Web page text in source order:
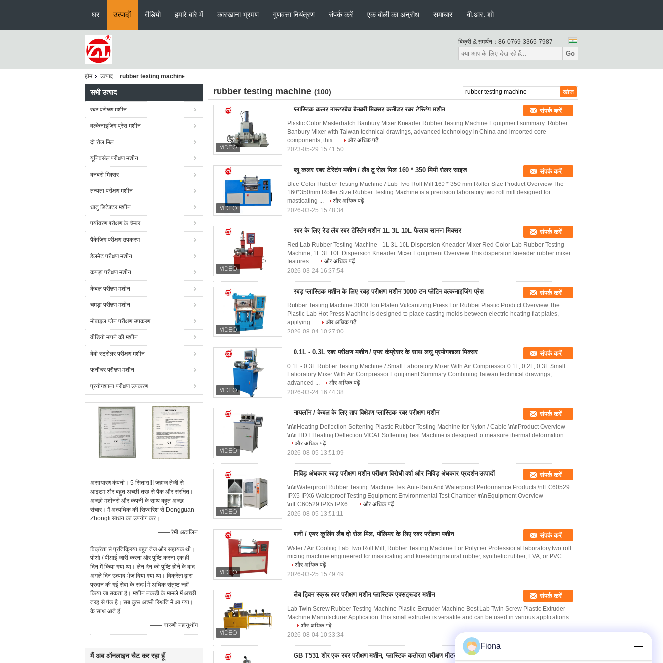
घर उत्पादों वीडियो हमारे बारे में कारखाना भ्रमण गुणवत्ता नियंत्रण संपर्क करें एक बोली का अनुरोध समाचार वी.आर. शो
बिक्री & समर्थन： 86-0769-3365-7987
Go
होम उत्पाद rubber testing machine
सभी उत्पाद
रबर परीक्षण मशीन
वल्केनाइजिंग प्रेस मशीन
दो रोल मिल
यूनिवर्सल परीक्षण मशीन
बनबरी मिक्सर
तन्यता परीक्षण मशीन
धातु डिटेक्टर मशीन
पर्यावरण परीक्षण के चैम्बर
पैकेजिंग परीक्षण उपकरण
हेलमेट परीक्षण मशीन
कपड़ा परीक्षण मशीन
केबल परीक्षण मशीन
चमड़ा परीक्षण मशीन
मोबाइल फोन परीक्षण उपकरण
वीडियो मापने की मशीन
बेबी स्ट्रोलर परीक्षण मशीन
फर्नीचर परीक्षण मशीन
प्रयोगशाला परीक्षण उपकरण
असाधारण कंपनी। 5 सितारा!!! जहाज तेजी से
आइटम और बहुत अच्छी तरह से पैक और संरक्षित।
अच्छी मशीनरी और कंपनी के साथ बहुत अच्छा
संचार। मैं अत्यधिक की सिफारिश से Dongguan
Zhongli साधन का उपयोग कर।
—— रेमी अटालिन
विक्रेता से प्रतिक्रिया बहुत तेज और सहायक थी।
पीओ / पीआई जारी करना और पुष्टि करना एक ही
दिन में किया गया था। लेन-देन की पुष्टि होने के बाद
अगले दिन उत्पाद भेज दिया गया था। विक्रेता द्वारा
प्रदान की गई सेवा के संदर्भ में अधिक संतुष्ट नहीं
किया जा सकता है। मशीन लकड़ी के मामले में अच्छी
तरह से पैक है। सब कुछ अच्छी स्थिति में आ गया।
के साथ आते हैं
—— वारुणी नहायुथोंग
मैं अब ऑनलाइन चैट कर रहा हूँ
rubber testing machine (100)
प्लास्टिक कलर मास्टरबैच बैनबरी मिक्सर कनीडर रबर टेस्टिंग मशीन संपर्क करें
Plastic Color Masterbatch Banbury Mixer Kneader Rubber Testing Machine Equipment summary: Rubber
Banbury Mixer with Taiwan technical drawings, advanced technology in China and imported core
components, this ...
और अधिक पढ़ें
2023-05-29 15:41:50
ब्लू कलर रबर टेस्टिंग मशीन / लैब टू रोल मिल 160 * 350 मिमी रोलर साइज संपर्क करें
Blue Color Rubber Testing Machine / Lab Two Roll Mill 160 * 350 mm Roller Size Product Overview The
160*350mm Roller Size Rubber Testing Machine is a precision laboratory two roll mill designed for
masticating ...
और अधिक पढ़ें
2026-03-25 15:48:34
रबर के लिए रेड लैब रबर टेस्टिंग मशीन 1L 3L 10L फैलाव सानना मिक्सर संपर्क करें
Red Lab Rubber Testing Machine - 1L 3L 10L Dispersion Kneader Mixer Red Color Lab Rubber Testing
Machine, 1L 3L 10L Dispersion Kneader Mixer Equipment Overview This dispersion kneader rubber mixer
features ...
और अधिक पढ़ें
2026-03-24 16:37:54
रबड़ प्लास्टिक मशीन के लिए रबड़ परीक्षण मशीन 3000 टन प्लेटिन वल्कनाइजिंग प्रेस संपर्क करें
Rubber Testing Machine 3000 Ton Platen Vulcanizing Press For Rubber Plastic Product Overview The
Plastic Lab Hot Press Machine is designed to place casting molds between electric-heating flat plates,
applying ...
और अधिक पढ़ें
2026-08-04 10:37:00
0.1L - 0.3L रबर परीक्षण मशीन / एयर कंप्रेसर के साथ लघु प्रयोगशाला मिक्सर संपर्क करें
0.1L - 0.3L Rubber Testing Machine / Small Laboratory Mixer With Air Compressor 0.1L, 0.2L, 0.3L Small
Laboratory Mixer With Air Compressor Equipment Summary Combining Taiwan technical drawings,
advanced ...
और अधिक पढ़ें
2026-03-24 16:44:38
नायलॉन / केबल के लिए ताप विक्षेपण प्लास्टिक रबर परीक्षण मशीन संपर्क करें
\n\nHeating Deflection Softening Plastic Rubber Testing Machine for Nylon / Cable \n\nProduct Overview
\n\n HDT Heating Deflection VICAT Softening Test Machine is designed to measure thermal deformation ...
और अधिक पढ़ें
2026-08-05 13:51:09
निविड़ अंधकार रबड़ परीक्षण मशीन परीक्षण विरोधी वर्षा और निविड़ अंधकार प्रदर्शन उत्पादों संपर्क करें
\n\nWaterproof Rubber Testing Machine Test Anti-Rain And Waterproof Performance Products \nIEC60529
IPX5 IPX6 Waterproof Testing Equipment Environmental Test Chamber \n\nEquipment Overview
\nIEC60529 IPX5 IPX6 ...
और अधिक पढ़ें
2026-08-05 13:51:11
पानी / एयर कूलिंग लैब दो रोल मिल, पॉलिमर के लिए रबर परीक्षण मशीन संपर्क करें
Water / Air Cooling Lab Two Roll Mill, Rubber Testing Machine For Polymer Professional laboratory two roll
mixing machine engineered for masticating and kneading natural rubber, synthetic rubber, EVA, or PVC ...
और अधिक पढ़ें
2026-03-25 15:49:49
लैब ट्विन स्क्रू रबर परीक्षण मशीन प्लास्टिक एक्सट्रूडर मशीन संपर्क करें
Lab Twin Screw Rubber Testing Machine Plastic Extruder Machine Best Lab Twin Screw Plastic Extruder
Machine Manufacturer Application This small extruder is versatile and can be used in various applications
...
और अधिक पढ़ें
2026-08-04 10:33:34
GB T531 शोर एक रबर परीक्षण मशीन, प्लास्टिक कठोरता परीक्षण मीटर
Fiona